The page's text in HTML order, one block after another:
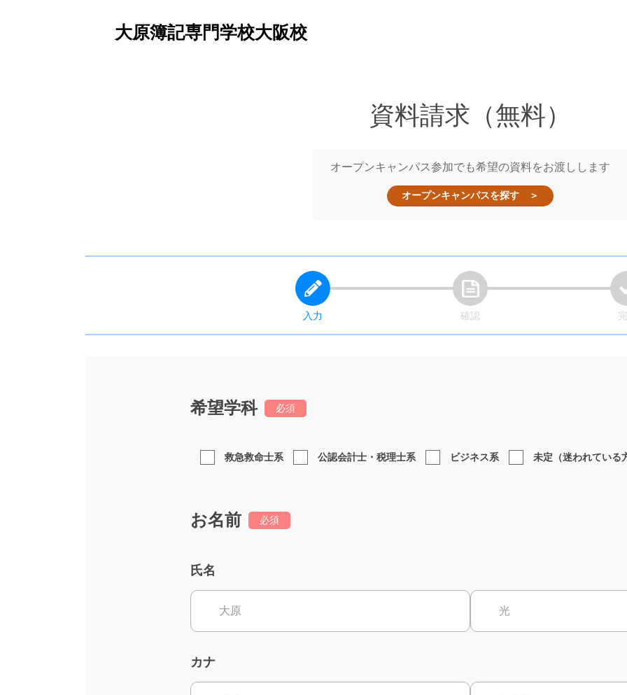
大原簿記専門学校大阪校
資料請求（無料）
オープンキャンパス参加でも希望の資料をお渡しします
オープンキャンパスを探す ＞
入力 確認
希望学科 必須
救急救命士系 公認会計士・税理士系 ビジネス系 未定（迷われている
お名前 必須
氏名
カナ